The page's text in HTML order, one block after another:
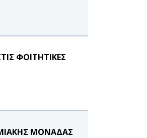
ΦΟΙΤΗΤΙΚΕΣ
ΜΟΝΑΔΑΣ